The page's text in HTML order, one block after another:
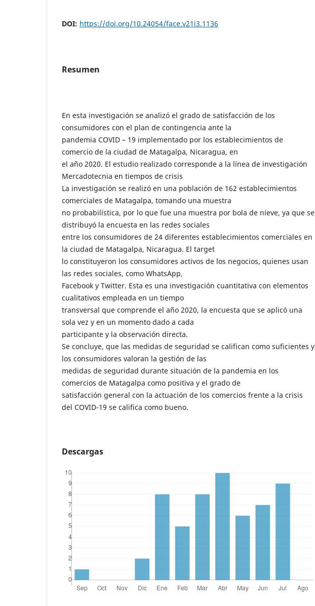
DOI: https://doi.org/10.24054/face.v21i3.1136
Resumen
En esta investigación se analizó el grado de satisfacción de los
consumidores con el plan de contingencia ante la
pandemia COVID – 19 implementado por los establecimientos de
comercio de la ciudad de Matagalpa, Nicaragua, en
el año 2020. El estudio realizado corresponde a la línea de investigación
Mercadotecnia en tiempos de crisis
La investigación se realizó en una población de 162 establecimientos
comerciales de Matagalpa, tomando una muestra
no probabilística, por lo que fue una muestra por bola de nieve, ya que se
distribuyó la encuesta en las redes sociales
entre los consumidores de 24 diferentes establecimientos comerciales en
la ciudad de Matagalpa, Nicaragua. El target
lo constituyeron los consumidores activos de los negocios, quienes usan
las redes sociales, como WhatsApp,
Facebook y Twitter. Esta es una investigación cuantitativa con elementos
cualitativos empleada en un tiempo
transversal que comprende el año 2020, la encuesta que se aplicó una
sola vez y en un momento dado a cada
participante y la observación directa.
Se concluye, que las medidas de seguridad se califican como suficientes y
los consumidores valoran la gestión de las
medidas de seguridad durante situación de la pandemia en los
comercios de Matagalpa como positiva y el grado de
satisfacción general con la actuación de los comercios frente a la crisis
del COVID-19 se califica como bueno.
Descargas